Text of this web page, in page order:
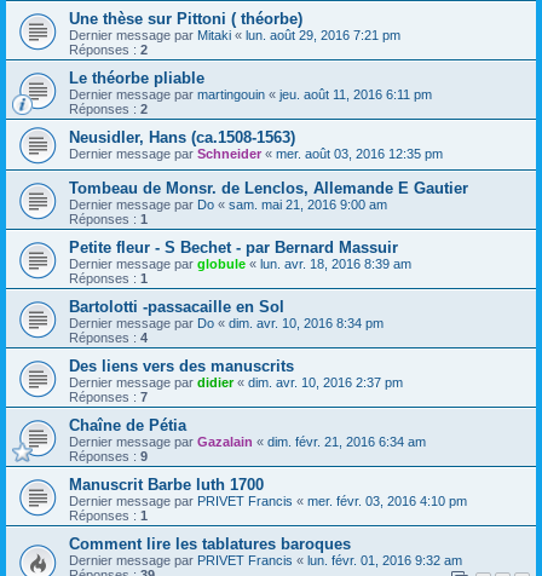
Une thèse sur Pittoni ( théorbe)
Dernier message par Mitaki « lun. août 29, 2016 7:21 pm
Réponses : 2
Le théorbe pliable
Dernier message par martingouin « jeu. août 11, 2016 6:11 pm
Réponses : 2
Neusidler, Hans (ca.1508-1563)
Dernier message par Schneider « mer. août 03, 2016 12:35 pm
Tombeau de Monsr. de Lenclos, Allemande E Gautier
Dernier message par Do « sam. mai 21, 2016 9:00 am
Réponses : 1
Petite fleur - S Bechet - par Bernard Massuir
Dernier message par globule « lun. avr. 18, 2016 8:39 am
Réponses : 1
Bartolotti -passacaille en Sol
Dernier message par Do « dim. avr. 10, 2016 8:34 pm
Réponses : 4
Des liens vers des manuscrits
Dernier message par didier« dim. avr. 10, 2016 2:37 pm
Réponses : 7
Chaîne de Pétia
Dernier message par Gazalain « dim. févr. 21, 2016 6:34 am
Réponses : 9
Manuscrit Barbe luth 1700
Dernier message par PRIVET Francis « mer. févr. 03, 2016 4:10 pm
Réponses : 1
Comment lire les tablatures baroques
Dernier message par PRIVET Francis « lun. févr. 01, 2016 9:32 am